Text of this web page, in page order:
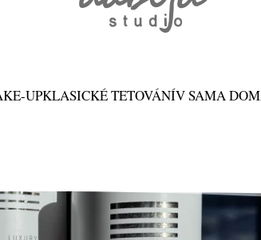
UPKLASICKÉ TETOVÁNÍV SAMA